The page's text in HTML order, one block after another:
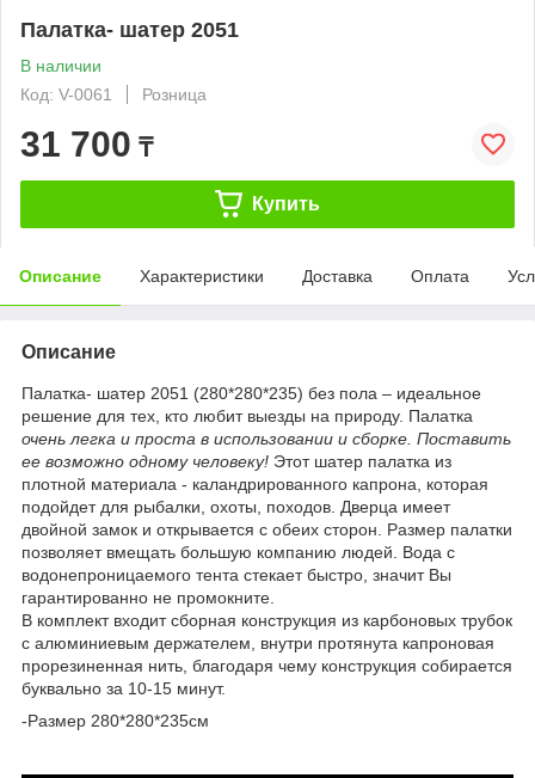
Палатка- шатер 2051
В наличии
Код: V-0061
Розница
31 700 ₸
Купить
Описание Характеристики Доставка Оплата
Описание
Палатка- шатер 2051 (280*280*235) без пола – идеальное
решение для тех, кто любит выезды на природу. Палатка
очень легка и проста в использовании и сборке. Поставить
ее возможно одному человеку! Этот шатер палатка из
плотной материала - каландрированного капрона, которая
подойдет для рыбалки, охоты, походов. Дверца имеет
двойной замок и открывается с обеих сторон. Размер палатки
позволяет вмещать большую компанию людей. Вода с
водонепроницаемого тента стекает быстро, значит Вы
гарантированно не промокните.
В комплект входит сборная конструкция из карбоновых трубок
с алюминиевым держателем, внутри протянута капроновая
прорезиненная нить, благодаря чему конструкция собирается
буквально за 10-15 минут.
-Размер 280*280*235см